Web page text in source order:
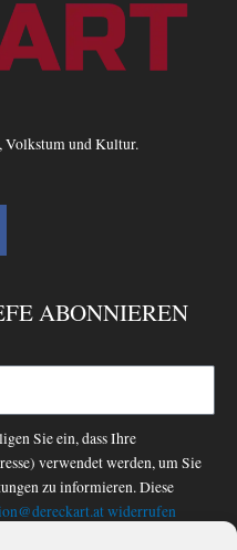
und Kultur.
ABONNIEREN
Sie ein, dass Ihre
verwendet werden, um Sie
zu informieren. Diese
widerrufen